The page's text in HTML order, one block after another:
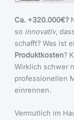
Ca. +320.000€?
so innovativ,
schafft? Was ist
Produktkosten?
Wirklich schwer
professionellen
einrennen.
Vermutlich im